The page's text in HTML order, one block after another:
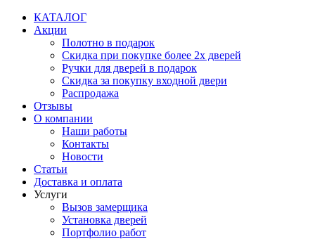
Перейти
содержимому
КАТАЛОГ
Акции
Полотно в подарок
Скидка при покупке более 2х дверей
Ручки для дверей в подарок
Скидка за покупку входной двери
Распродажа
Отзывы
О компании
Наши работы
Контакты
Новости
Статьи
Доставка и оплата
Услуги
Вызов замерщика
Установка дверей
Портфолио работ